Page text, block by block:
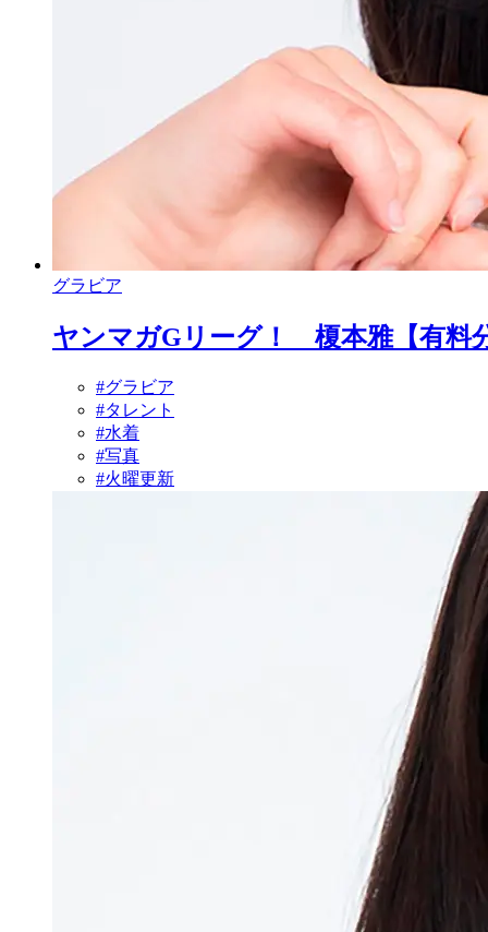
グラビア
ヤンマガGリーグ！ 榎本雅【有料
#グラビア
#タレント
#水着
#写真
#火曜更新